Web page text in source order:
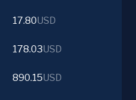
17.80USD
178.03USD
890.15USD